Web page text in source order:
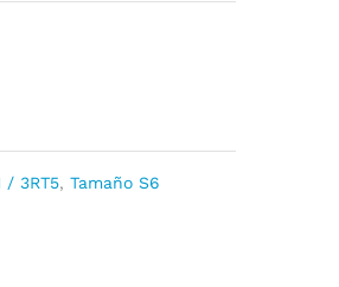
/ 3RT5,Tamaño S6